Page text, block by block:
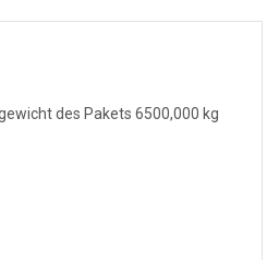
des Pakets 6500,000 kg